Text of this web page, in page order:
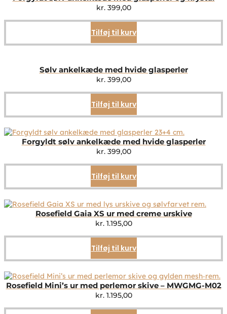
kr.399,00
Tilføj til kurv
Sølv ankelkæde med hvide glasperler
kr.399,00
Tilføj til kurv
Forgyldt sølv ankelkæde med hvide glasperler
kr.399,00
Tilføj til kurv
Rosefield Gaia XS ur med creme urskive
kr.1.195,00
Tilføj til kurv
Rosefield Mini’s ur med perlemor skive – MWGMG-M02
kr.1.195,00